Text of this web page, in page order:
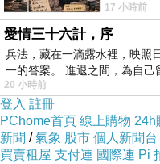
萬歲，呵～，我在呼
公司慶生的月份了
絲巾，加絲巾只是那
一個奇摩
17 小時前
愛情三十六計，序
兵法，藏在一滴露水裡，映照
一的答案。 進退之間，為自
20 小時前
登入 註冊
PChome首頁 線上購物 24h
新聞 /氣象 股市 個人新聞台
買賣租屋 支付連 國際連 Pi